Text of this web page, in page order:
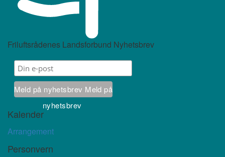
Friluftsrådenes Landsforbund Nyhetsbrev
Meld på nyhetsbrev Meld på
nyhetsbrev
Kalender
Arrangement
Personvern